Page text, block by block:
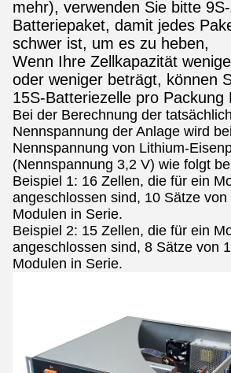
mehr), verwenden Sie bitte
Batteriepaket, damit jedes
schwer ist, um es zu heben,
Wenn Ihre Zellkapazität
oder weniger beträgt, können
15S-Batteriezelle pro Packung
Bei der Berechnung der
Nennspannung der Anlage wird
Nennspannung von Lithium-
(Nennspannung 3,2 V) wie folgt
Beispiel 1: 16 Zellen, die für ein
angeschlossen sind, 10 Sätze
Modulen in Serie.
Beispiel 2: 15 Zellen, die für ein
angeschlossen sind, 8 Sätze von
Modulen in Serie.